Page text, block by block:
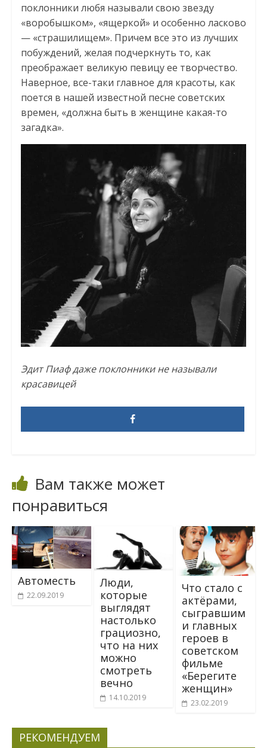
поклонники любя называли свою звезду
«воробышком», «ящеркой» и особенно ласково
— «страшилищем». Причем все это из лучших
побуждений, желая подчеркнуть то, как
преображает великую певицу ее творчество.
Наверное, все-таки главное для красоты, как
поется в нашей известной песне советских
времен, «должна быть в женщине какая-то
загадка».
Эдит Пиаф даже поклонники не называли
красавицей
Вам также может
понравиться
Автоместь
22.09.2019
Люди,
которые
выглядят
настолько
грациозно,
что на них
можно
смотреть
вечно
14.10.2019
Что стало с
актёрами,
сыгравшим
и главных
героев в
советском
фильме
«Берегите
женщин»
23.02.2019
РЕКОМЕНДУЕМ